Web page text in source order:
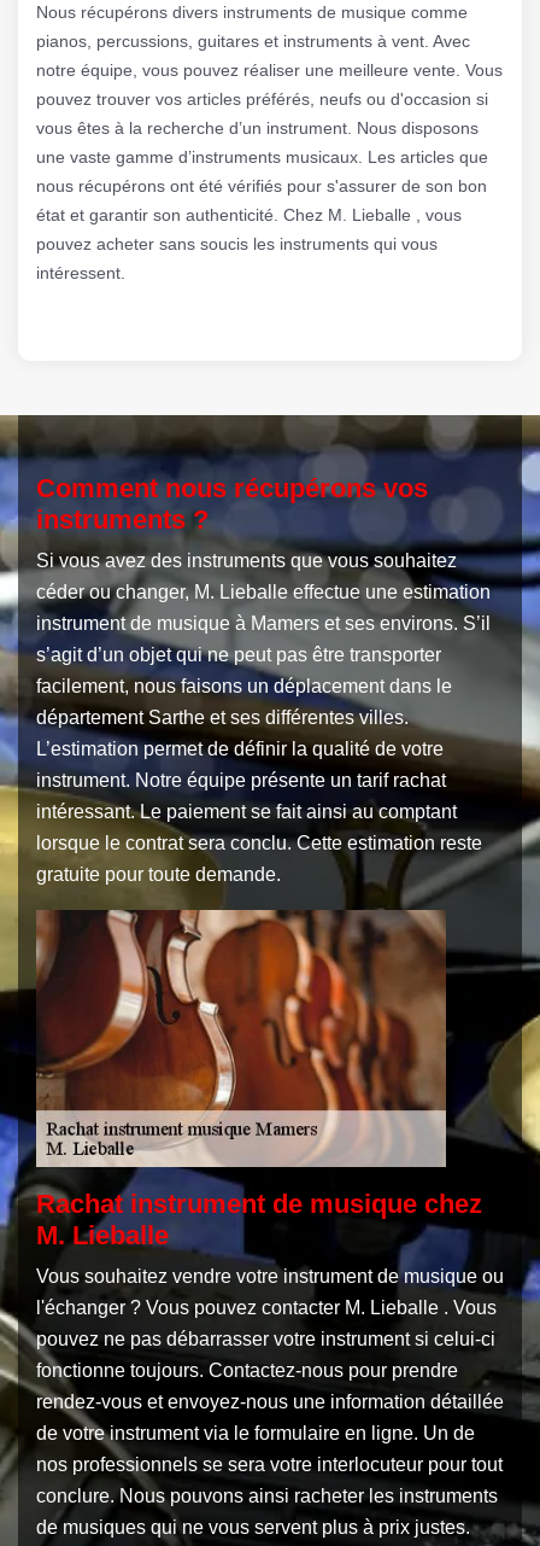
Nous récupérons divers instruments de musique comme
pianos, percussions, guitares et instruments à vent. Avec
notre équipe, vous pouvez réaliser une meilleure vente. Vous
pouvez trouver vos articles préférés, neufs ou d'occasion si
vous êtes à la recherche d’un instrument. Nous disposons
une vaste gamme d’instruments musicaux. Les articles que
nous récupérons ont été vérifiés pour s'assurer de son bon
état et garantir son authenticité. Chez M. Lieballe , vous
pouvez acheter sans soucis les instruments qui vous
intéressent.
Comment nous récupérons vos
instruments ?
Si vous avez des instruments que vous souhaitez
céder ou changer, M. Lieballe effectue une estimation
instrument de musique à Mamers et ses environs. S’il
s’agit d’un objet qui ne peut pas être transporter
facilement, nous faisons un déplacement dans le
département Sarthe et ses différentes villes.
L’estimation permet de définir la qualité de votre
instrument. Notre équipe présente un tarif rachat
intéressant. Le paiement se fait ainsi au comptant
lorsque le contrat sera conclu. Cette estimation reste
gratuite pour toute demande.
Rachat instrument de musique chez
M. Lieballe
Vous souhaitez vendre votre instrument de musique ou
l'échanger ? Vous pouvez contacter M. Lieballe . Vous
pouvez ne pas débarrasser votre instrument si celui-ci
fonctionne toujours. Contactez-nous pour prendre
rendez-vous et envoyez-nous une information détaillée
de votre instrument via le formulaire en ligne. Un de
nos professionnels se sera votre interlocuteur pour tout
conclure. Nous pouvons ainsi racheter les instruments
de musiques qui ne vous servent plus à prix justes.